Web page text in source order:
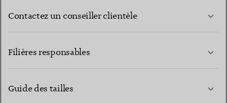
Contactez un conseiller clientèle
Filières responsables
Guide des tailles